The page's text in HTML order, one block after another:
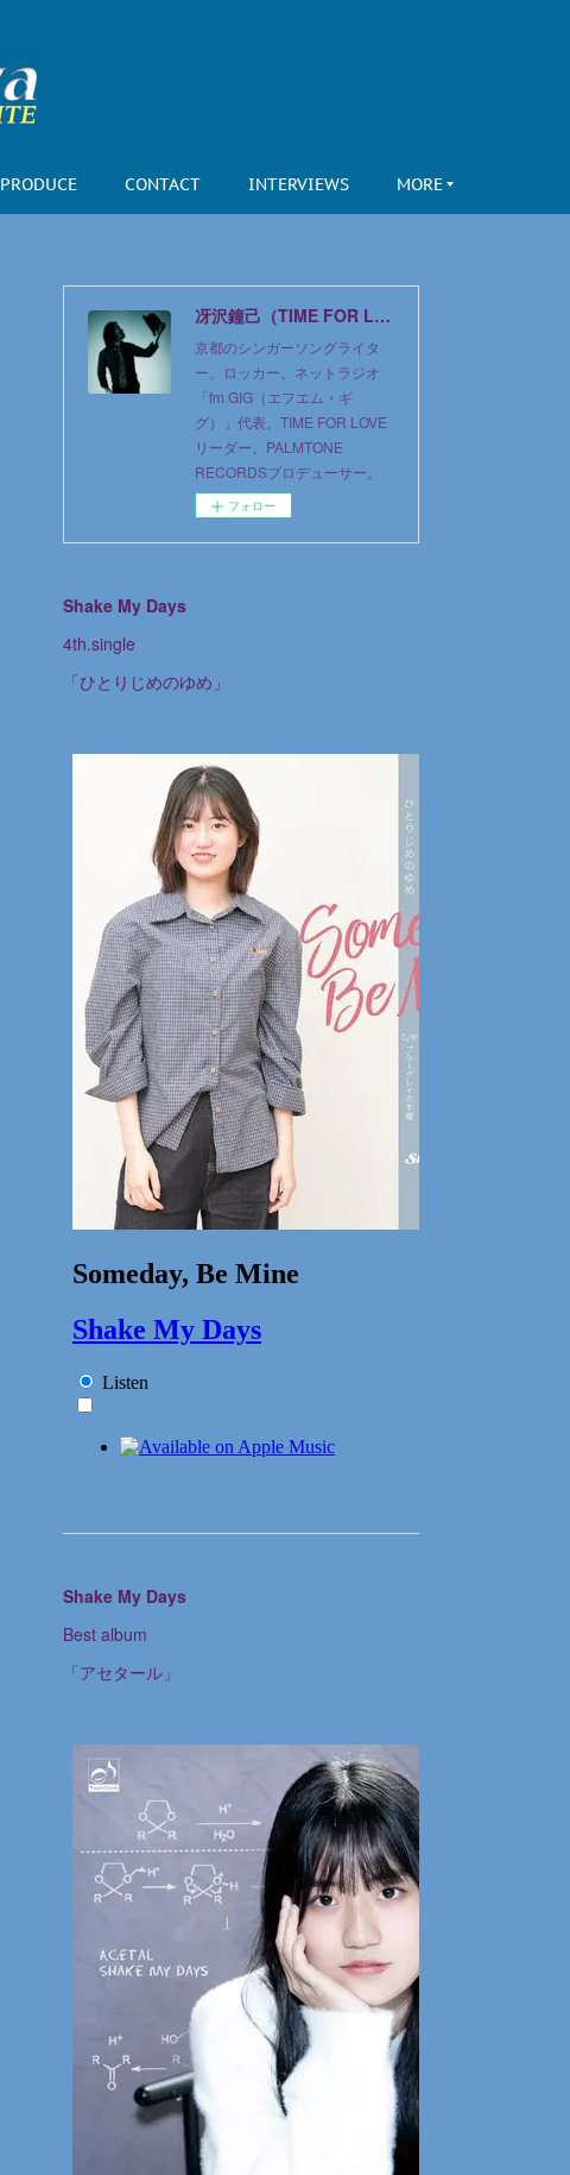
PRODUCE CONTACT INTERVIEWS MORE
冴沢鐘己（TIME FOR LOVE）official web site
京都のシンガーソングライタ
ー、ロッカー。ネットラジオ
「fm GIG（エフエム・ギ
グ）」代表。TIME FOR LOVE
リーダー。PALMTONE
RECORDSプロデューサー。
フォロー
Shake My Days
4th.single
「ひとりじめのゆめ」
Shake My Days
Best album
「アセタール」